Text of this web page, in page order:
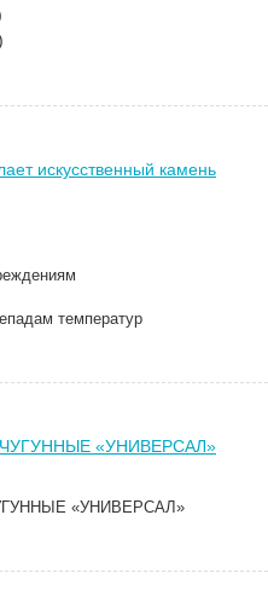
искусственный камень
температур
«УНИВЕРСАЛ»
«УНИВЕРСАЛ»